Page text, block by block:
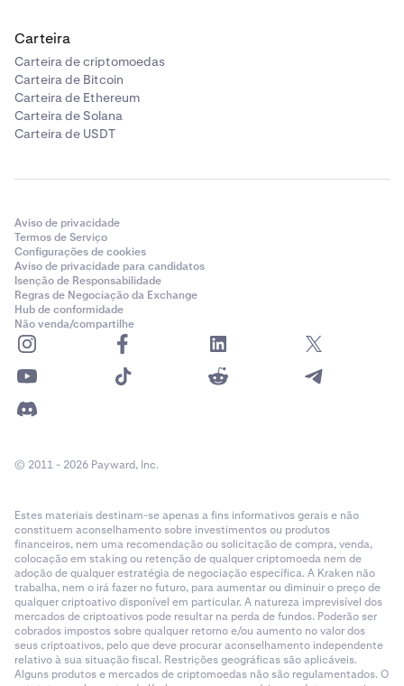
Carteira
Carteira de criptomoedas
Carteira de Bitcoin
Carteira de Ethereum
Carteira de Solana
Carteira de USDT
Aviso de privacidade
Termos de Serviço
Configurações de cookies
Aviso de privacidade para candidatos
Isenção de Responsabilidade
Regras de Negociação da Exchange
Hub de conformidade
Não venda/compartilhe
© 2011 - 2026 Payward, Inc.
Estes materiais destinam-se apenas a fins informativos gerais e não
constituem aconselhamento sobre investimentos ou produtos
financeiros, nem uma recomendação ou solicitação de compra, venda,
colocação em staking ou retenção de qualquer criptomoeda nem de
adoção de qualquer estratégia de negociação específica. A Kraken não
trabalha, nem o irá fazer no futuro, para aumentar ou diminuir o preço de
qualquer criptoativo disponível em particular. A natureza imprevisível dos
mercados de criptoativos pode resultar na perda de fundos. Poderão ser
cobrados impostos sobre qualquer retorno e/ou aumento no valor dos
seus criptoativos, pelo que deve procurar aconselhamento independente
relativo à sua situação fiscal. Restrições geográficas são aplicáveis.
Alguns produtos e mercados de criptomoedas não são regulamentados. O